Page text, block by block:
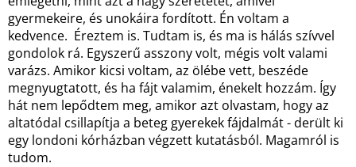
gyermekeire, és unokáira fordított. Én voltam a
kedvence. Éreztem is. Tudtam is, és ma is hálás szívvel
gondolok rá. Egyszerű asszony volt, mégis volt valami
varázs. Amikor kicsi voltam, az ölébe vett, beszéde
megnyugtatott, és ha fájt valamim, énekelt hozzám. Így
hát nem lepődtem meg, amikor azt olvastam, hogy az
altatódal csillapítja a beteg gyerekek fájdalmát - derült ki
egy londoni kórházban végzett kutatásból. Magamról is
tudom.